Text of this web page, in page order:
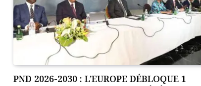
PND 2026-2030 : L’EUROPE DÉBLOQUE 1